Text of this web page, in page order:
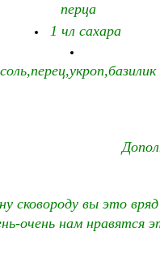
перца
1 чл сахара
соль,перец,укроп,базилик
сковороду вы это
очень нам нравятся